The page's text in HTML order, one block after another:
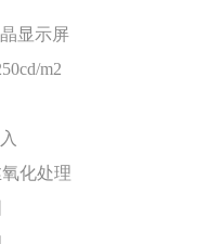
显示屏
m2
化处理